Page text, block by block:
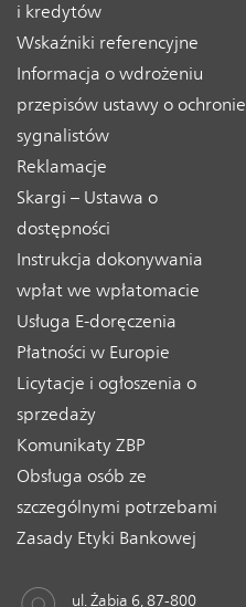
i kredytów
Wskaźniki referencyjne
Informacja o wdrożeniu
przepisów ustawy o ochronie
sygnalistów
Reklamacje
Skargi – Ustawa o
dostępności
Instrukcja dokonywania
wpłat we wpłatomacie
Usługa E-doręczenia
Płatności w Europie
Licytacje i ogłoszenia o
sprzedaży
Komunikaty ZBP
Obsługa osób ze
szczególnymi potrzebami
Zasady Etyki Bankowej
ul. Żabia 6, 87-800